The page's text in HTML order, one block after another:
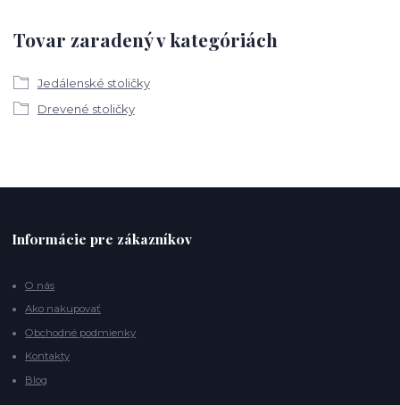
Tovar zaradený v kategóriách
Jedálenské stoličky
Drevené stoličky
Informácie pre zákazníkov
O nás
Ako nakupovať
Obchodné podmienky
Kontakty
Blog